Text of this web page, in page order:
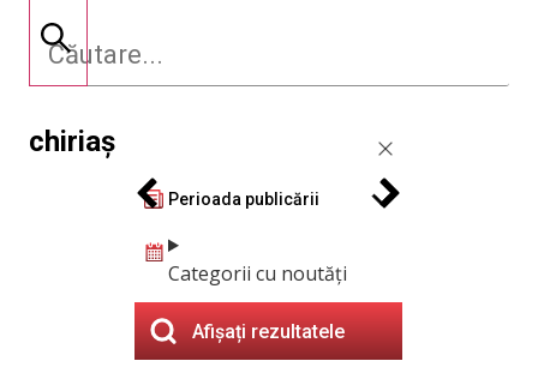
chiriaș
Perioada publicării
Categorii cu noutăți
Afișați rezultatele